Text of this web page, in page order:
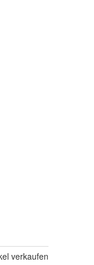
verkaufen